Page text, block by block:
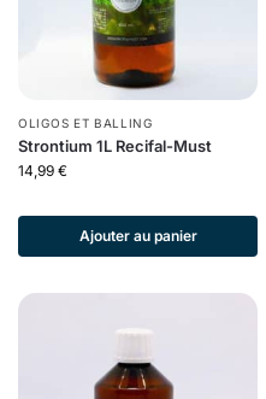
OLIGOS ET BALLING
Strontium 1L Recifal-Must
14,99 €
Ajouter au panier